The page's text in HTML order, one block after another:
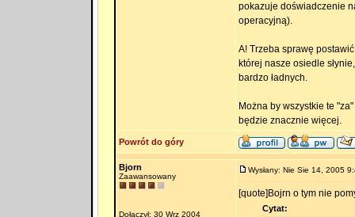
pokazuje doświadczenie
operacyjną).
A! Trzeba sprawę
której nasze osiedle
bardzo ładnych.
Można by wszystkie te
będzie znacznie więcej.
Powrót do góry
Bjorn
Zaawansowany
Dołączył: 30 Wrz 2004
Wysłany: Nie Sie 14, 2005
[quote]Bojrn o tym nie
Cytat: